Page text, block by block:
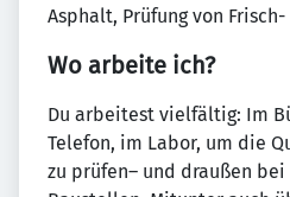
Asphalt, Prüfung von
Wo arbeite ich?
Du arbeitest vielfältig: Im
Telefon, im Labor, um die
zu prüfen– und draußen